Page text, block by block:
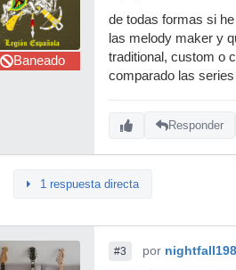
Baneado
de todas formas si
las melody maker y
traditional, custom o
comparado las
Responder
1 respuesta directa
#3 por